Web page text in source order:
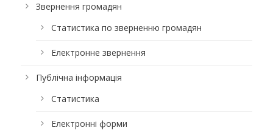
Звернення громадян
Статистика по зверненню громадян
Електронне звернення
Публічна інформація
Статистика
Електронні форми